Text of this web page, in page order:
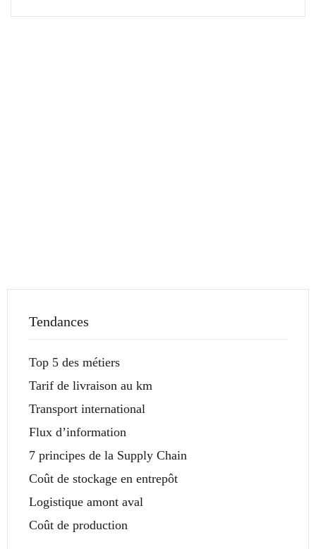
Tendances
Top 5 des métiers
Tarif de livraison au km
Transport international
Flux d’information
7 principes de la Supply Chain
Coût de stockage en entrepôt
Logistique amont aval
Coût de production